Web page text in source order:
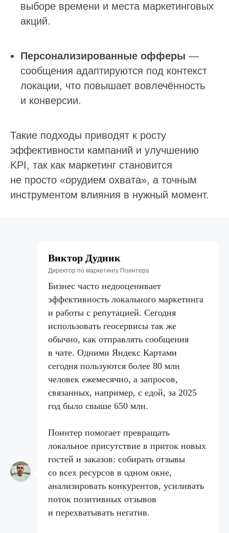
выборе времени и места маркетинговых
акций.
Персонализированные офферы —
сообщения адаптируются под контекст
локации, что повышает вовлечённость
и конверсии.
Такие подходы приводят к росту
эффективности кампаний и улучшению
KPI, так как маркетинг становится
не просто «орудием охвата», а точным
инструментом влияния в нужный момент.
Виктор Дудник
Директор по маркетингу Поинтера
Бизнес часто недооценивает
эффективность локального маркетинга
и работы с репутацией. Сегодня
использовать геосервисы так же
обычно, как отправлять сообщения
в чате. Одними Яндекс Картами
сегодня пользуются более 80 млн
человек ежемесячно, а запросов,
связанных, например, с едой, за 2025
год было свыше 650 млн.
Поинтер помогает превращать
локальное присутствие в приток новых
гостей и заказов: собирать отзывы
со всех ресурсов в одном окне,
анализировать конкурентов, усиливать
поток позитивных отзывов
и перехватывать негатив.